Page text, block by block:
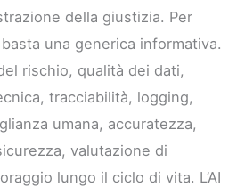
della giustizia. Per
una generica informativa.
rischio, qualità dei dati,
tracciabilità, logging,
umana, accuratezza,
valutazione di
lungo il ciclo di vita. L’AI